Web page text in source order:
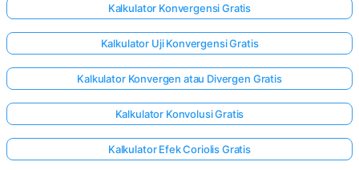
Kalkulator Konvergensi Gratis
Kalkulator Uji Konvergensi Gratis
Kalkulator Konvergen atau Divergen Gratis
Kalkulator Konvolusi Gratis
Kalkulator Efek Coriolis Gratis